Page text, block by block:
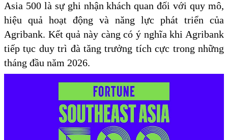
Asia 500 là sự ghi nhận khách quan đối với quy mô,
hiệu quả hoạt động và năng lực phát triển của
Agribank. Kết quả này càng có ý nghĩa khi Agribank
tiếp tục duy trì đà tăng trưởng tích cực trong những
tháng đầu năm 2026.